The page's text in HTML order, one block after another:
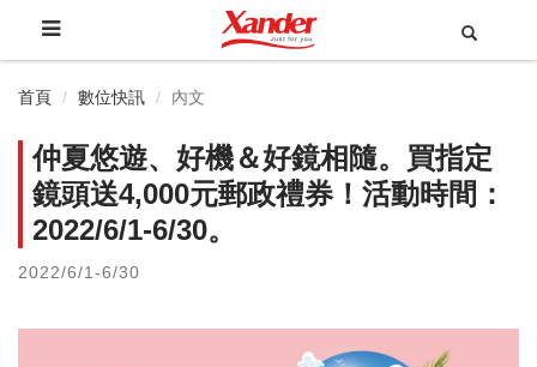
首頁 數位快訊 內文
仲夏悠遊、好機＆好鏡相隨。買指定
鏡頭送4,000元郵政禮券！活動時間：
2022/6/1-6/30。
2022/6/1-6/30